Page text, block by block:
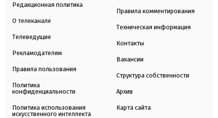
Редакционная политика
О телеканале
Телеведущие
Рекламодателям
Правила пользования
Политика
конфиденциальности
Политика использования
искусственного интеллекта
Правила комментирования
Техническая информация
Контакты
Вакансии
Структура собственности
Архив
Карта сайта